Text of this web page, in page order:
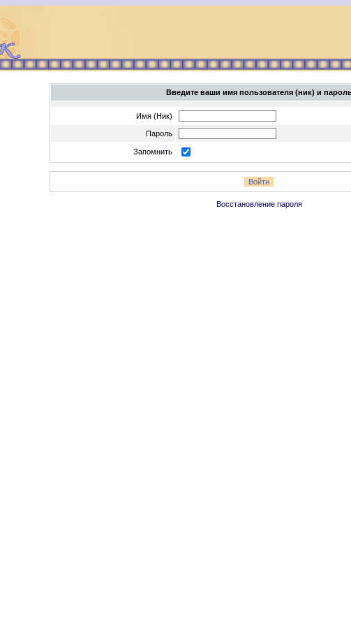
Введите ваши имя пользователя (ник) и
Имя (Ник)
Пароль
Запомнить
Восстановление пароля